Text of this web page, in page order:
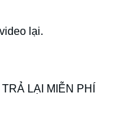
lại.
LẠI MIỄN PHÍ